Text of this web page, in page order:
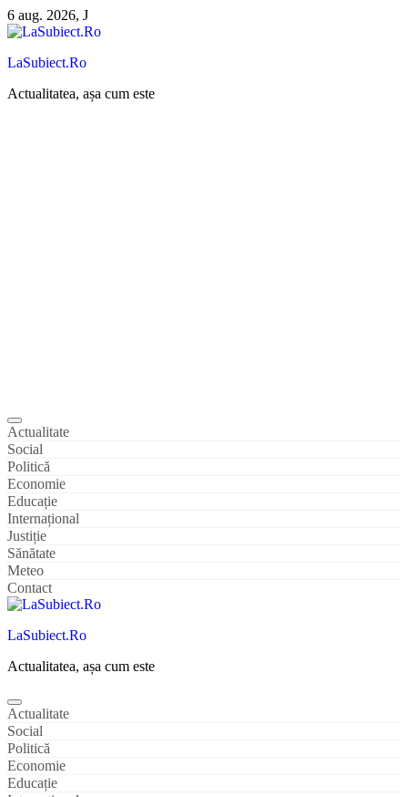
Sari
la
6 aug. 2026, J
LaSubiect.Ro
Actualitatea, așa cum este
Actualitate
Social
Politică
Economie
Educație
Internațional
Justiție
Sănătate
Meteo
Contact
LaSubiect.Ro
Actualitatea, așa cum este
Actualitate
Social
Politică
Economie
Educație